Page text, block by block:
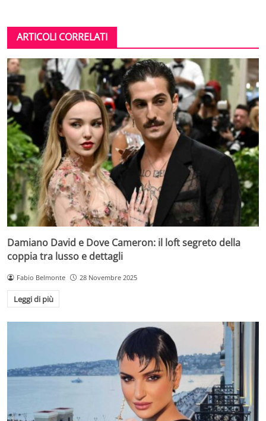
ARTICOLI CORRELATI
Damiano David e Dove Cameron: il loft segreto della
coppia tra lusso e dettagli
Fabio Belmonte 28 Novembre 2025
Leggi di più